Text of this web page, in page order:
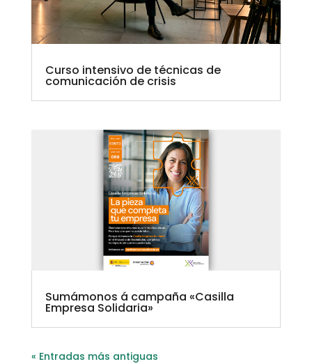
Curso intensivo de técnicas de
comunicación de crisis
Sumámonos á campaña «Casilla
Empresa Solidaria»
« Entradas más antiguas